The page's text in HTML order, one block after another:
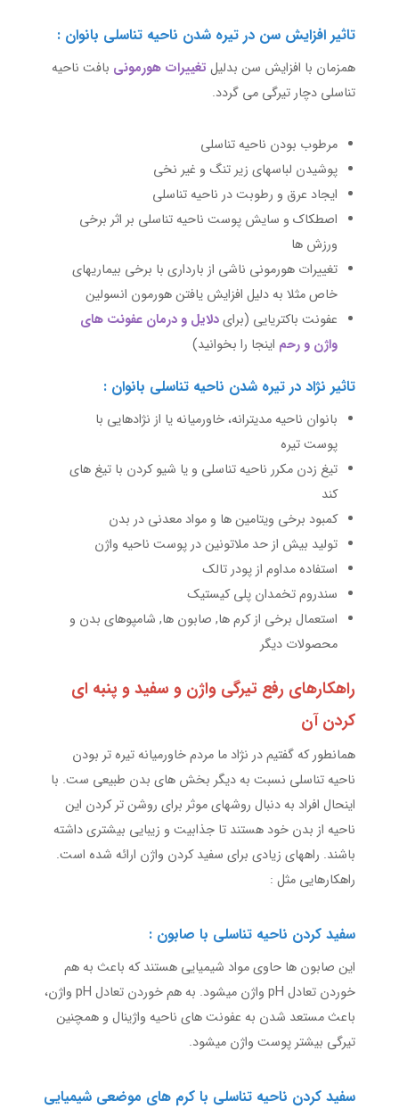
تاثیر افزایش سن در تیره شدن ناحیه تناسلی بانوان :
همزمان با افزایش سن بدلیل تغییرات هورمونی بافت ناحیه
تناسلی دچار تیرگی می گردد.
مرطوب بودن ناحیه تناسلی
پوشیدن لباسهای زیر تنگ و غیر نخی
ایجاد عرق و رطوبت در ناحیه تناسلی
اصطکاک و سایش پوست ناحیه تناسلی بر اثر برخی
ورزش ها
تغییرات هورمونی ناشی از بارداری با برخی بیماریهای
خاص مثلا به دلیل افزایش یافتن هورمون انسولین
عفونت باکتریایی (برایدلایل و درمان عفونت های
واژن و رحم اینجا را بخوانید)
تاثیر نژاد در تیره شدن ناحیه تناسلی بانوان :
بانوان ناحیه مدیترانه، خاورمیانه یا از نژادهایی با
پوست تیره
تیغ زدن مکرر ناحیه تناسلی و یا شیو کردن با تیغ های
کند
کمبود برخی ویتامین ها و مواد معدنی در بدن
تولید بیش از حد ملاتونین در پوست ناحیه واژن
استفاده مداوم از پودر تالک
سندروم تخمدان پلی کیستیک
استعمال برخی از کرم ها, صابون ها, شامپوهای بدن و
محصولات دیگر
راهکارهای رفع تیرگی واژن و سفید و پنبه ای
کردن آن
همانطور که گفتیم در نژاد ما مردم خاورمیانه تیره تر بودن
ناحیه تناسلی نسبت به دیگر بخش های بدن طبیعی ست. با
اینحال افراد به دنبال روشهای موثر برای روشن تر کردن این
ناحیه از بدن خود هستند تا جذابیت و زیبایی بیشتری داشته
باشند. راههای زیادی برای سفید کردن واژن ارائه شده است.
راهکارهایی مثل :
سفید کردن ناحیه تناسلی با صابون :
این صابون ها حاوی مواد شیمیایی هستند که باعث به هم
خوردن تعادل pH واژن میشود. به هم خوردن تعادل pH واژن،
باعث مستعد شدن به عفونت های ناحیه واژینال و همچنین
تیرگی بیشتر پوست واژن میشود.
سفید کردن ناحیه تناسلی با کرم های موضعی شیمیایی